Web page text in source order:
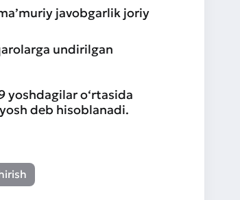
javobgarlik joriy
undirilgan
yoshdagilar o‘rtasida
deb hisoblanadi.